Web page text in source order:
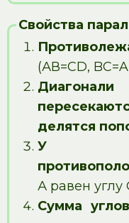
Свойства
(АВ=CD,
делятся
У
А равен углу
Сумма